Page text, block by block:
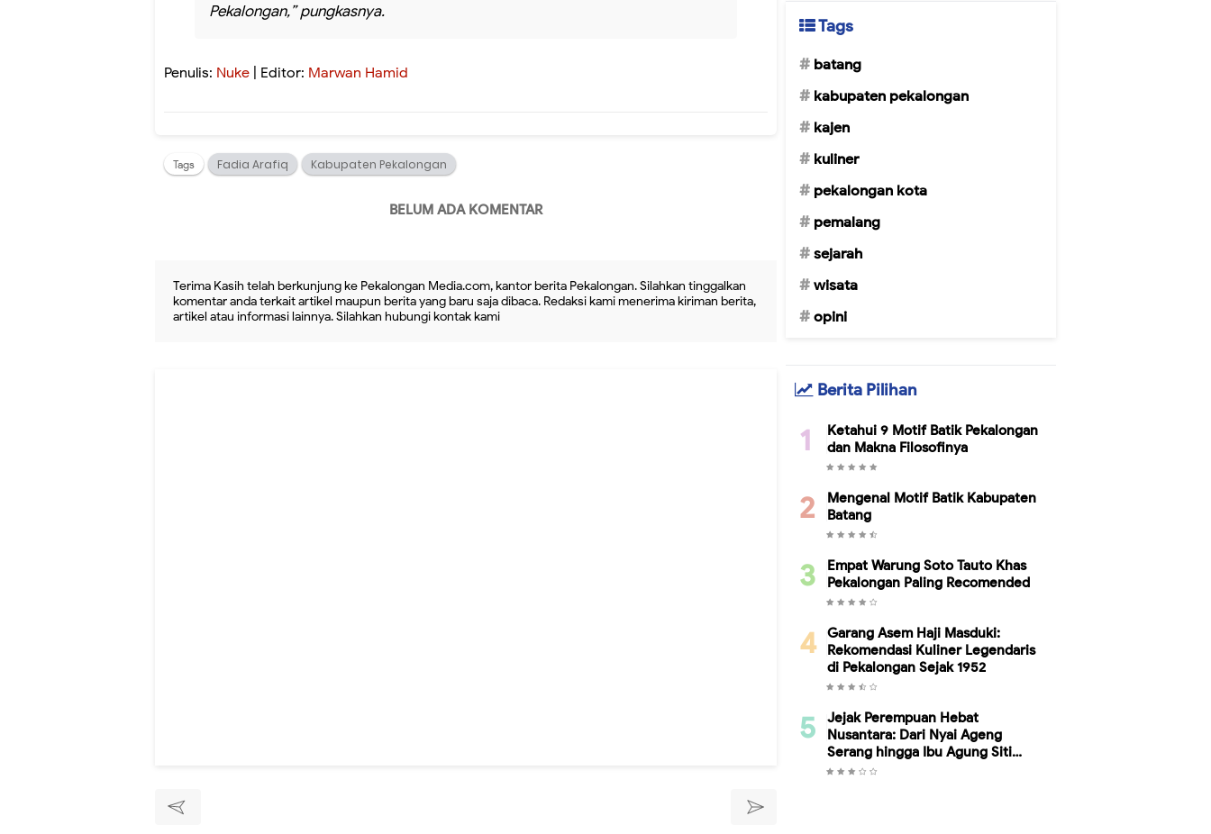
Pekalongan,” pungkasnya.
Penulis: Nuke | Editor: Marwan Hamid
Tags Fadia Arafiq Kabupaten Pekalongan
BELUM ADA KOMENTAR
Terima Kasih telah berkunjung ke Pekalongan Media.com, kantor berita Pekalongan. Silahkan tinggalkan
komentar anda terkait artikel maupun berita yang baru saja dibaca. Redaksi kami menerima kiriman berita,
artikel atau informasi lainnya. Silahkan hubungi kontak kami
Tags
batang
kabupaten pekalongan
kajen
kuliner
pekalongan kota
pemalang
sejarah
wisata
opini
Berita Pilihan
Ketahui 9 Motif Batik Pekalongan
dan Makna Filosofinya
Mengenal Motif Batik Kabupaten
Batang
Empat Warung Soto Tauto Khas
Pekalongan Paling Recomended
Garang Asem Haji Masduki:
Rekomendasi Kuliner Legendaris
di Pekalongan Sejak 1952
Jejak Perempuan Hebat
Nusantara: Dari Nyai Ageng
Serang hingga Ibu Agung Siti
Ambariyah, Bukti Kesetaraan